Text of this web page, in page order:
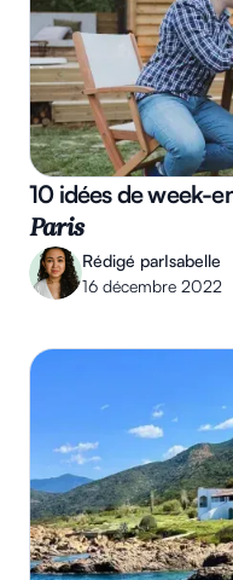
10 idées de week-
Paris
Rédigé parIsabelle
16 décembre 2022